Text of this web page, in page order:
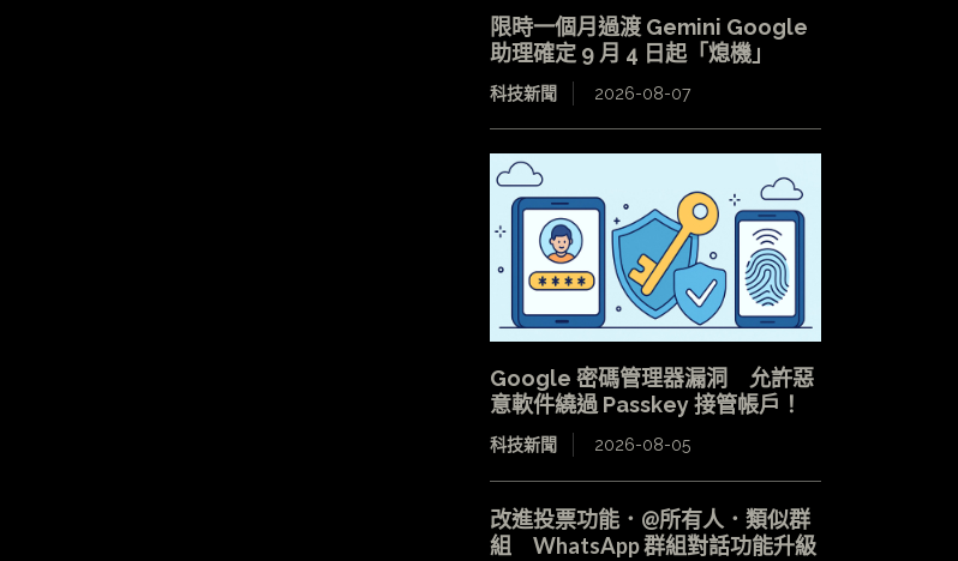
限時一個月過渡 Gemini Google
助理確定 9 月 4 日起「熄機」
科技新聞 2026-08-07
Google 密碼管理器漏洞 允許惡
意軟件繞過 Passkey 接管帳戶！
科技新聞 2026-08-05
改進投票功能．@所有人．類似群
組 WhatsApp 群組對話功能升級